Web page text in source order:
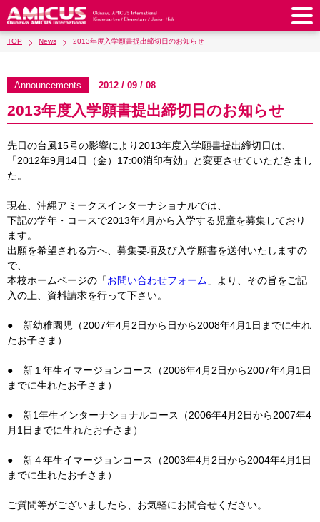
Philosophy & Vision
Faculty & Staff School Song & Symbol
School Expenses
Request for Contributions AMICUS Partnership Program
Access & Maps Special Education
Kindergarten
Kindergarten After School Care for Kinder
School Uniforms Support Lunch
School Bus
School Expenses Admissions
Elementary School
Elementary School Kids / Junior Clubs
After-School Care Program
Support Lunch School Bus
SHinE（PTA）
Admissions
Junior High School
JH Study Club After Graduation
School Uniforms Support Lunch
School Bus
School Expenses
Admission Information Transfer Examination
Info Sessions
News Recruit Contact Us
Current AMICUS Parents Messages from Graduates
日本語
TOP News 2013年度入学願書提出締切日のお知らせ
Announcements 2012 / 09 / 08
2013年度入学願書提出締切日のお知らせ
先日の台風15号の影響により2013年度入学願書提出締切日は、
「2012年9月14日（金）17:00消印有効」と変更させていただきまし
た。
現在、沖縄アミークスインターナショナルでは、
下記の学年・コースで2013年4月から入学する児童を募集しており
ます。
出願を希望される方へ、募集要項及び入学願書を送付いたしますの
で、
本校ホームページの「お問い合わせフォーム 」より、その旨をご記
入の上、資料請求を行って下さい。
● 新幼稚園児（2007年4月2日から日から2008年4月1日までに生れ
たお子さま）
● 新１年生イマージョンコース（2006年4月2日から2007年4月1日
までに生れたお子さま）
● 新1年生インターナショナルコース（2006年4月2日から2007年4
月1日までに生れたお子さま）
● 新４年生イマージョンコース（2003年4月2日から2004年4月1日
までに生れたお子さま）
ご質問等がございましたら、お気軽にお問合せください。